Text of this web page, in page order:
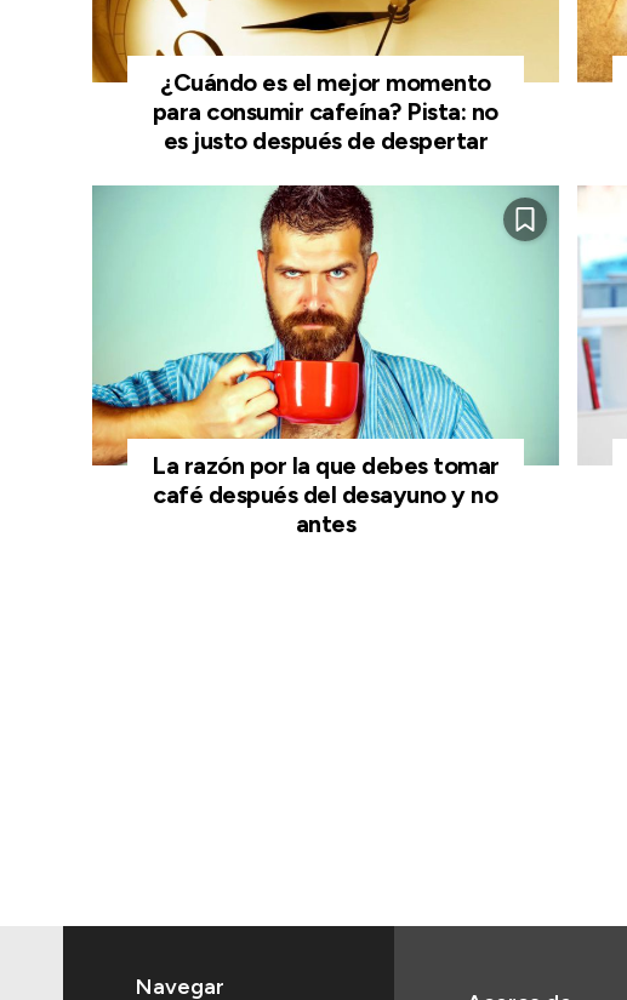
¿Cuándo es el mejor momento
para consumir cafeína? Pista: no
es justo después de despertar
La razón por la que debes tomar
café después del desayuno y no
antes
Navegar